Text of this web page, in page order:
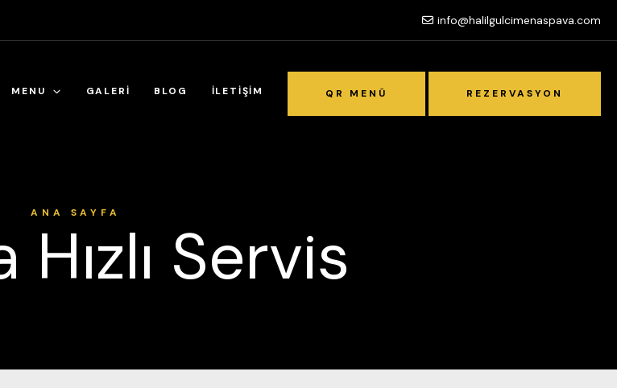
info@halilgulcimenaspava.com
MENU GALERİ BLOG İLETİŞİM QR MENÜ REZERVASYON
ANA SAYFA
Servis